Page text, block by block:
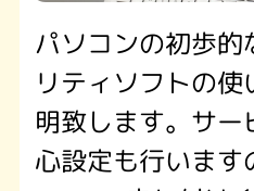
パソコンの初歩的
リティソフトの
明致します。サ
心設定も行いま